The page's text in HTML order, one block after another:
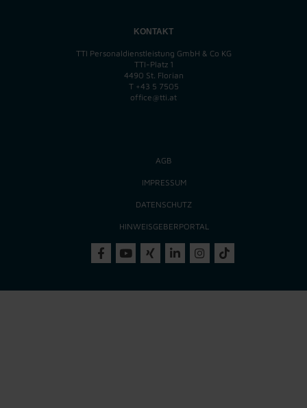
KONTAKT
TTI Personaldienstleistung GmbH & Co KG
TTI-Platz 1
4490 St. Florian
T +43 5 7505
office@tti.at
AGB
IMPRESSUM
DATENSCHUTZ
HINWEISGEBERPORTAL